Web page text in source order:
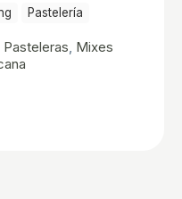
Pastelerí­a
, Mixes